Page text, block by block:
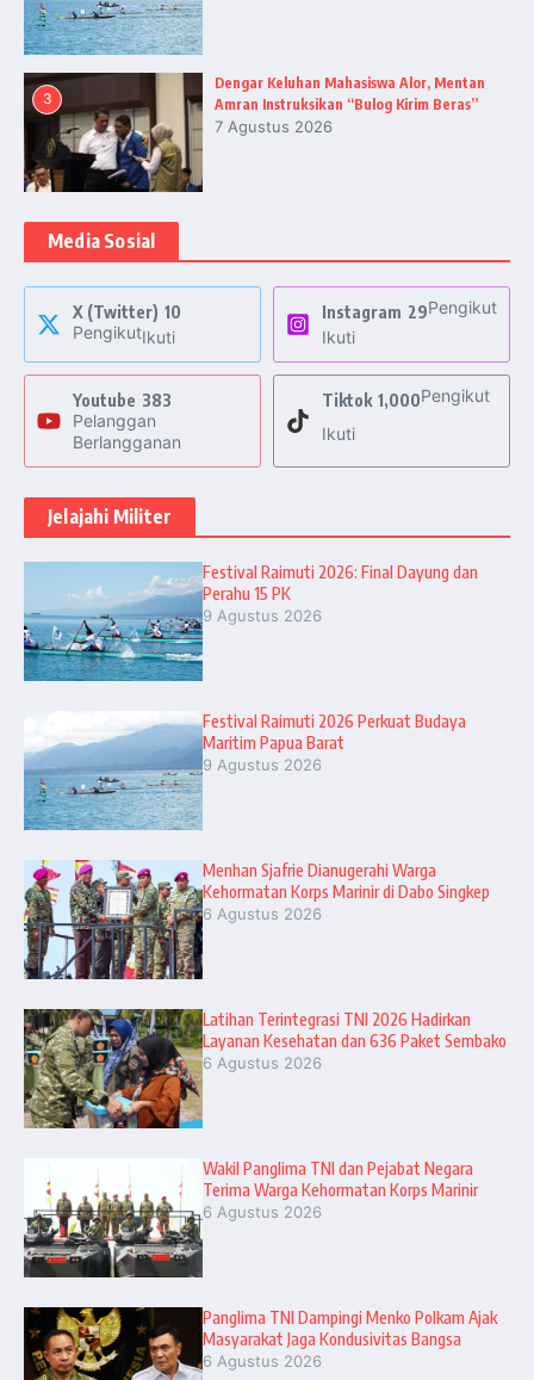
3
Dengar Keluhan Mahasiswa Alor, Mentan
Amran Instruksikan “Bulog Kirim Beras”
7 Agustus 2026
Media Sosial
X (Twitter) 10
PengikutIkuti
Instagram 29Pengikut
Ikuti
Youtube 383
Pelanggan
Berlangganan
Tiktok 1,000Pengikut
Ikuti
Jelajahi Militer
Festival Raimuti 2026: Final Dayung dan
Perahu 15 PK
9 Agustus 2026
Festival Raimuti 2026 Perkuat Budaya
Maritim Papua Barat
9 Agustus 2026
Menhan Sjafrie Dianugerahi Warga
Kehormatan Korps Marinir di Dabo Singkep
6 Agustus 2026
Latihan Terintegrasi TNI 2026 Hadirkan
Layanan Kesehatan dan 636 Paket Sembako
6 Agustus 2026
Wakil Panglima TNI dan Pejabat Negara
Terima Warga Kehormatan Korps Marinir
6 Agustus 2026
Panglima TNI Dampingi Menko Polkam Ajak
Masyarakat Jaga Kondusivitas Bangsa
6 Agustus 2026